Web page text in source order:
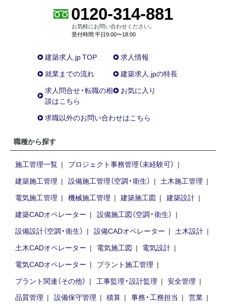
0120-314-881
お気軽にお問い合わせください。
受付時間 平日9:00〜18:00
建築求人.jp TOP
求人情報
就業までの流れ
建築求人.jpの特長
求人問合せ・転職の相
談はこちら
お気に入り
求職以外のお問い合わせはこちら
職種から探す
施工管理一覧
プロジェクト事務管理（未経験可）
建築施工管理
設備施工管理（空調・衛生）
土木施工管理
電気施工管理
機械施工管理 建築施工図
建築設計
建築CADオペレーター
設備施工図（空調・衛生）
設備設計（空調・衛生）
設備CADオペレーター
土木設計
土木CADオペレーター
電気施工図
電気設計
電気CADオペレーター
プラント施工管理
プラント関連（その他）
工事監理・設計監理
安全管理
品質管理
設備保守管理 積算 事務・工務担当
営業